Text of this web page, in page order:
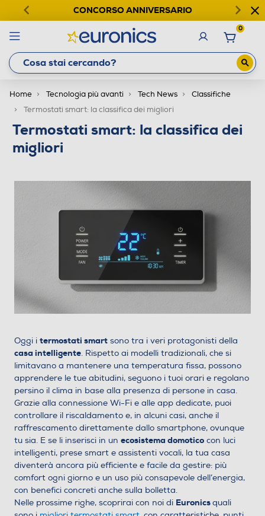
CONCORSO ANNIVERSARIO
0
Home Tecnologia più avanti Tech News
Classifiche
Termostati smart: la classifica dei migliori
Termostati smart: la classifica dei
migliori
Oggi itermostati smart sono tra i veri protagonisti della
casa intelligente. Rispetto ai modelli tradizionali, che si
limitavano a mantenere una temperatura fissa, possono
apprendere le tue abitudini, seguono i tuoi orari e regolano
persino il clima in base alla presenza di persone in casa.
Grazie alla connessione Wi-Fi e alle app dedicate, puoi
controllare il riscaldamento e, in alcuni casi, anche il
raffrescamento direttamente dallo smartphone, ovunque
tu sia. E se li inserisci in unecosistema domotico con luci
intelligenti, prese smart e assistenti vocali, la tua casa
diventerà ancora più efficiente e facile da gestire: più
comfort ogni giorno e un uso più consapevole dell’energia,
con benefici concreti anche sulla bolletta.
Nelle prossime righe, scoprirai con noi di Euronicsquali